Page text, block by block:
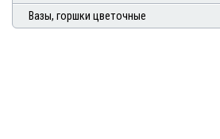
Вазы, горшки цветочные